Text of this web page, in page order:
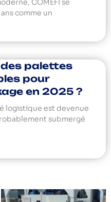
COMEFI se
comme un
palettes
pour
en 2025 ?
logistique est devenue
submergé